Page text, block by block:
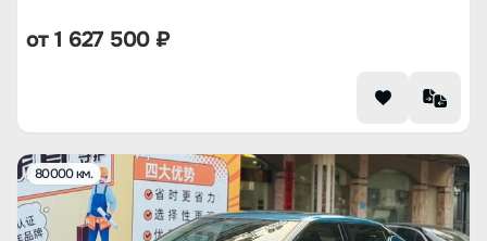
от1 627 500₽
80000 км.